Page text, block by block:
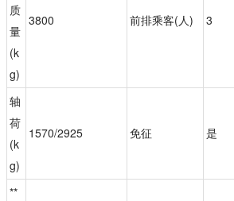
质
量
(k
g)
3800 前排乘客(人) 3
轴
荷
(k
g)
1570/2925 免征 是
**